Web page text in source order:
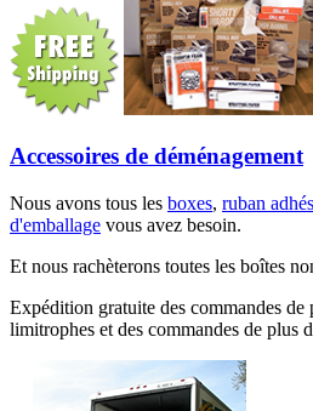
Accessoires de déménagement
Nous avons tous les boxes, ruban
d'emballage vous avez besoin.
Et nous rachèterons toutes les boîtes
Expédition gratuite des commandes de
limitrophes et des commandes de plus